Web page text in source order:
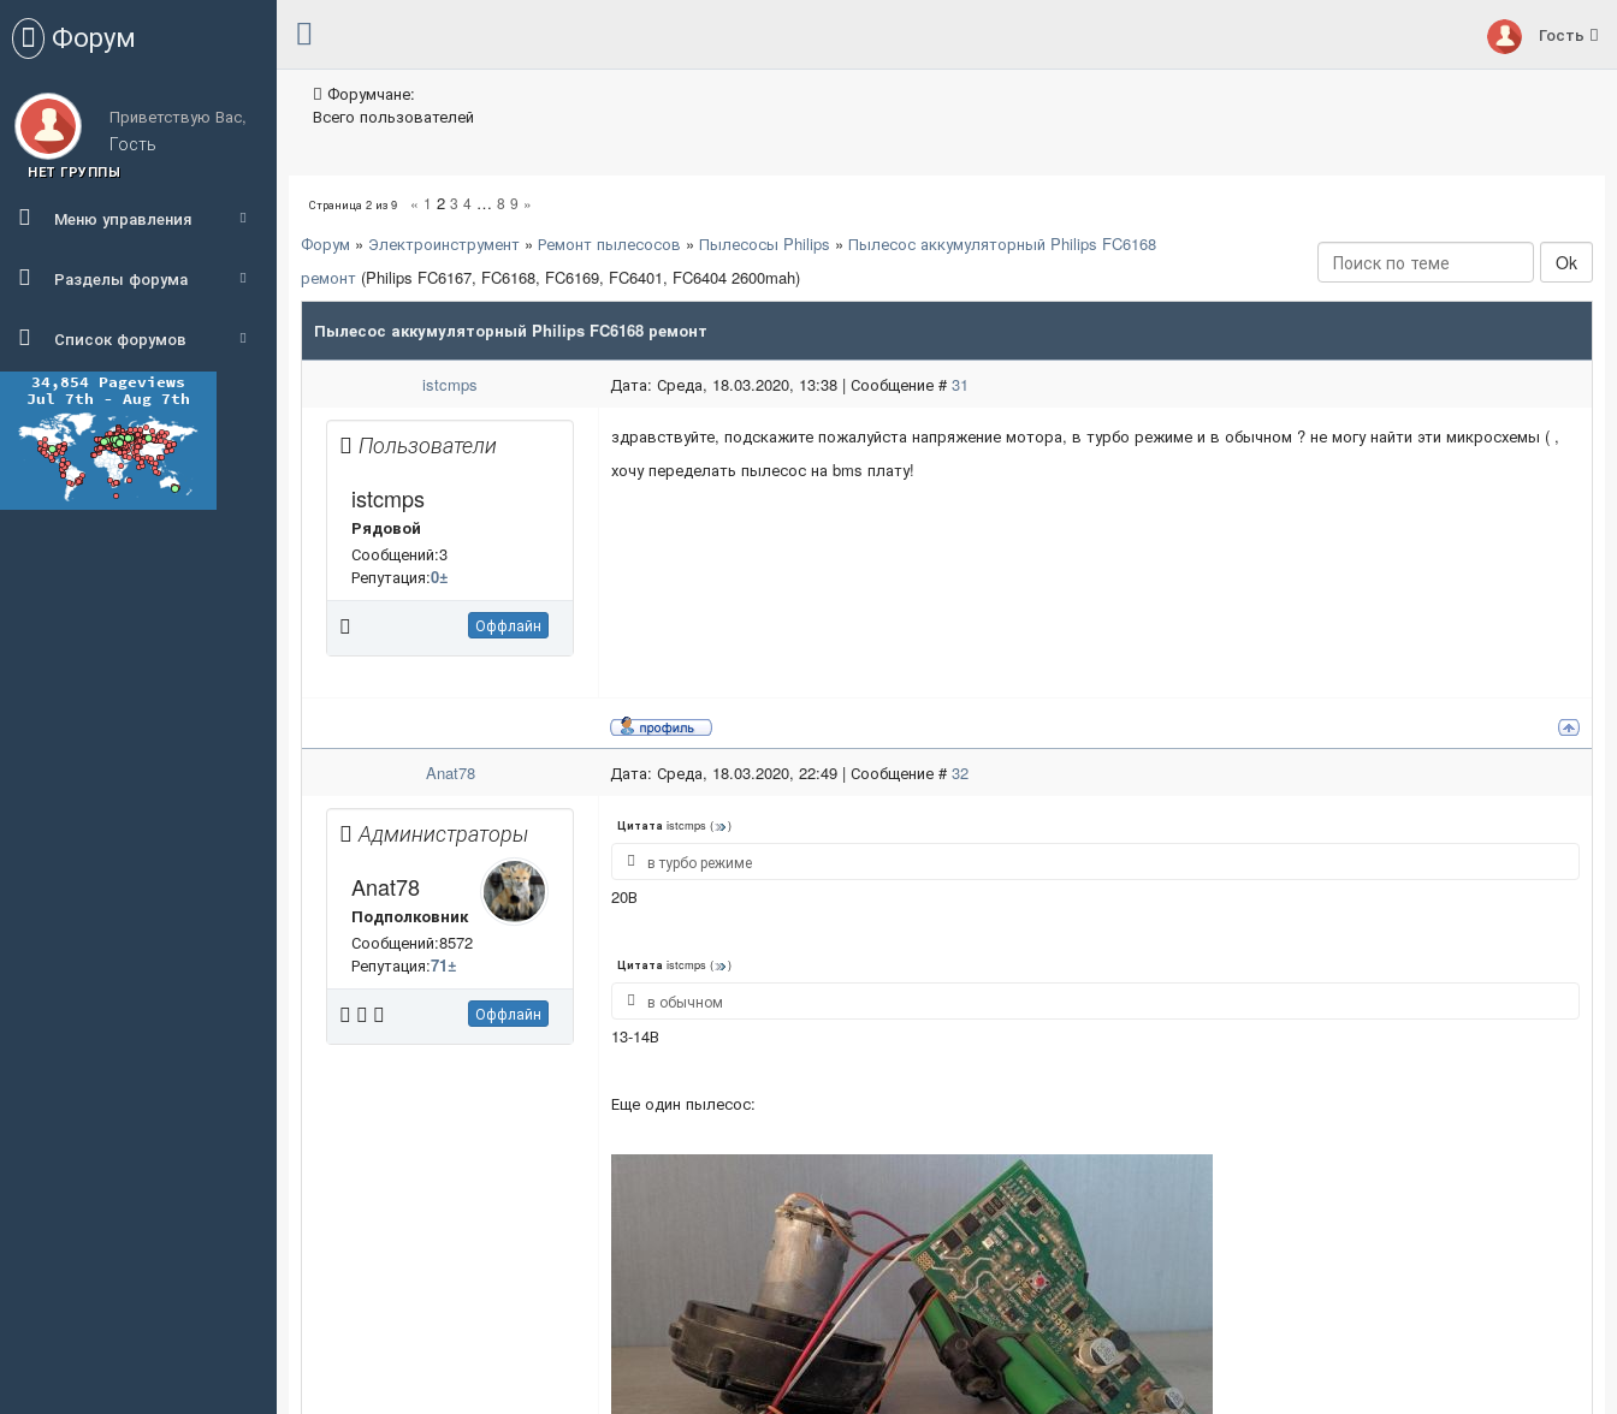
Форум
Приветствую Вас,
Гость
НЕТ ГРУППЫ
Меню управления
Разделы форума
Список форумов
Гость
Форумчане:
Всего пользователей
Страница 2 из 9 « 1 2 3 4 … 8 9 »
Форум » Электроинструмент » Ремонт пылесосов » Пылесосы Philips » Пылесос аккумуляторный Philips FC6168
ремонт (Philips FC6167, FC6168, FC6169, FC6401, FC6404 2600mah)
Пылесос аккумуляторный Philips FC6168 ремонт
istcmps Дата: Среда, 18.03.2020, 13:38 | Сообщение # 31
Пользователи
istcmps
Рядовой
Сообщений:3
Репутация:0±
Оффлайн
здравствуйте, подскажите пожалуйста напряжение мотора, в турбо режиме и в обычном ? не могу найти эти микросхемы ( ,
хочу переделать пылесос на bms плату!
Anat78 Дата: Среда, 18.03.2020, 22:49 | Сообщение # 32
Администраторы
Anat78
Подполковник
Сообщений:8572
Репутация:71±
Оффлайн
Цитата istcmps ( )
в турбо режиме
20В
Цитата istcmps ( )
в обычном
13-14В
Еще один пылесос: